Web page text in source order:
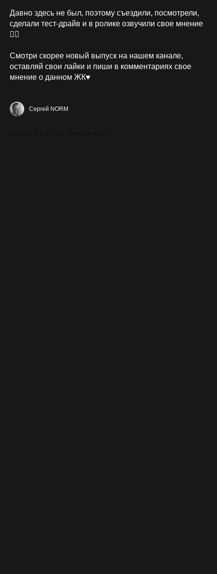
Давно здесь не был, поэтому съездили, посмотрели,
сделали тест-драйв и в ролике озвучили свое мнение
👌🏻
Смотри скорее новый выпуск на нашем канале,
оставляй свои лайки и пиши в комментариях свое
мнение о данном ЖК♥️
Сергей NORM